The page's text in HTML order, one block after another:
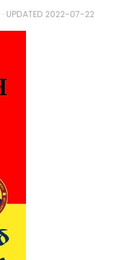
· UPDATED 2022-07-22